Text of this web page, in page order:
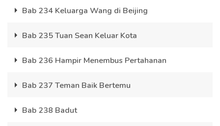
Bab 234 Keluarga Wang di Beijing
Bab 235 Tuan Sean Keluar Kota
Bab 236 Hampir Menembus Pertahanan
Bab 237 Teman Baik Bertemu
Bab 238 Badut